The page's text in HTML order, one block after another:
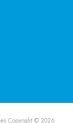
Copyright © 2026